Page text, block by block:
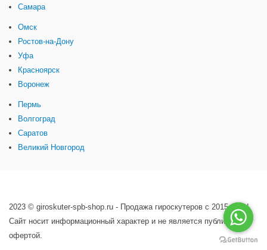
Самара
Омск
Ростов-на-Дону
Уфа
Красноярск
Воронеж
Пермь
Волгоград
Саратов
Великий Новгород
2023 © giroskuter-spb-shop.ru - Продажа гироскутеров с 2015 года!
Сайт носит информационный характер и не является публичной
офертой.